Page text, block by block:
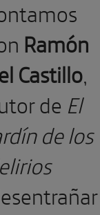
Ramón
Castillo,
de El
de los